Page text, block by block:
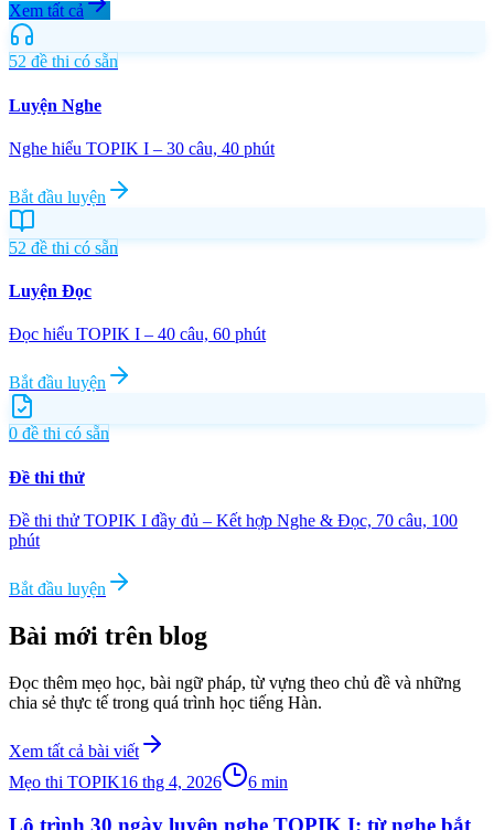
Xem tất cả
52 đề thi có sẵn
Luyện Nghe
Nghe hiểu TOPIK I – 30 câu, 40 phút
Bắt đầu luyện
52 đề thi có sẵn
Luyện Đọc
Đọc hiểu TOPIK I – 40 câu, 60 phút
Bắt đầu luyện
0 đề thi có sẵn
Đề thi thử
Đề thi thử TOPIK I đầy đủ – Kết hợp Nghe & Đọc, 70 câu, 100
phút
Bắt đầu luyện
Bài mới trên blog
Đọc thêm mẹo học, bài ngữ pháp, từ vựng theo chủ đề và những
chia sẻ thực tế trong quá trình học tiếng Hàn.
Xem tất cả bài viết
Mẹo thi TOPIK16 thg 4, 2026 6 min
Lộ trình 30 ngày luyện nghe TOPIK I: từ nghe bắt